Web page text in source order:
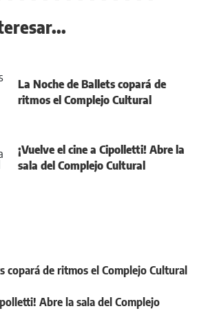
La Noche de Ballets copará de
ritmos el Complejo Cultural
¡Vuelve el cine a Cipolletti! Abre la
sala del Complejo Cultural
copará de ritmos el Complejo Cultural
Abre la sala del Complejo